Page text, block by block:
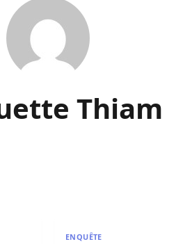
Thiam
requis contre un homme
Contribution: Sa fitna
ENQUÊTE